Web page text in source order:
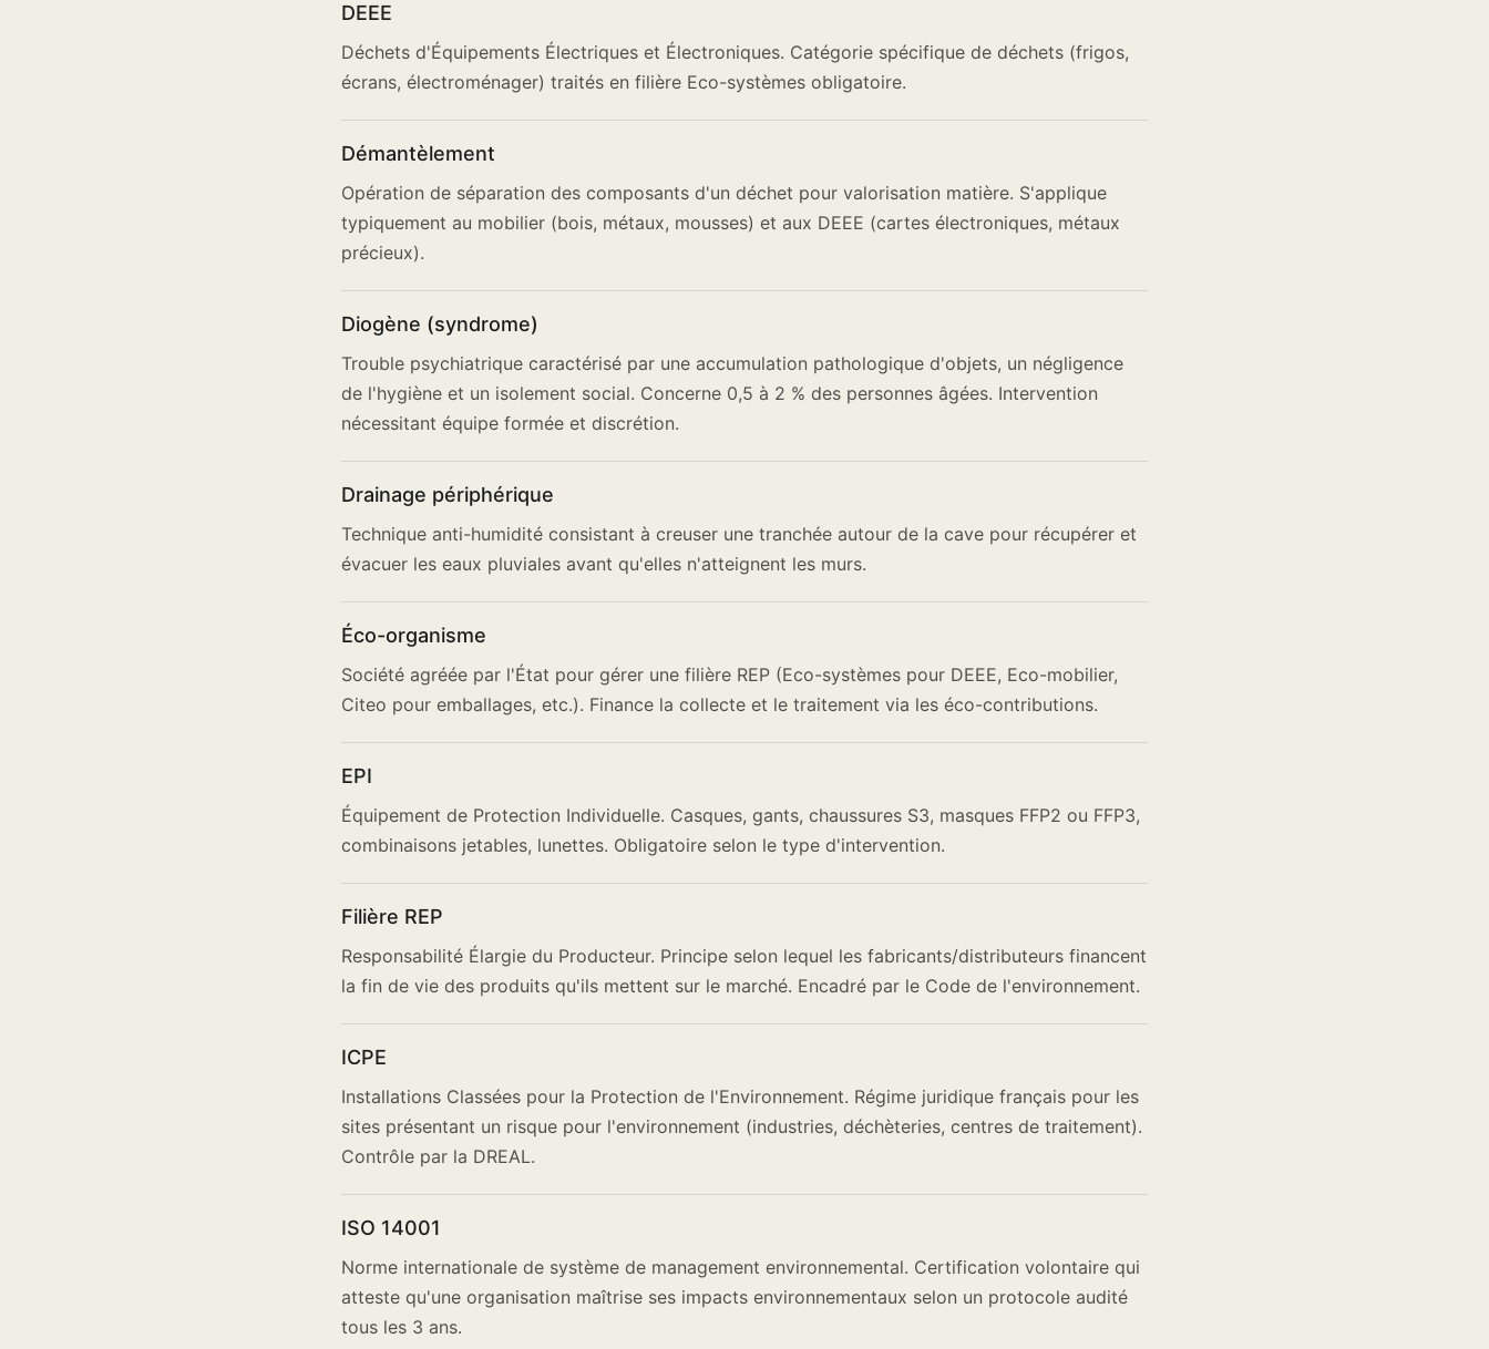
DEEE
Déchets d'Équipements Électriques et Électroniques. Catégorie spécifique de déchets (frigos,
écrans, électroménager) traités en filière Eco-systèmes obligatoire.
Démantèlement
Opération de séparation des composants d'un déchet pour valorisation matière. S'applique
typiquement au mobilier (bois, métaux, mousses) et aux DEEE (cartes électroniques, métaux
précieux).
Diogène (syndrome)
Trouble psychiatrique caractérisé par une accumulation pathologique d'objets, un négligence
de l'hygiène et un isolement social. Concerne 0,5 à 2 % des personnes âgées. Intervention
nécessitant équipe formée et discrétion.
Drainage périphérique
Technique anti-humidité consistant à creuser une tranchée autour de la cave pour récupérer et
évacuer les eaux pluviales avant qu'elles n'atteignent les murs.
Éco-organisme
Société agréée par l'État pour gérer une filière REP (Eco-systèmes pour DEEE, Eco-mobilier,
Citeo pour emballages, etc.). Finance la collecte et le traitement via les éco-contributions.
EPI
Équipement de Protection Individuelle. Casques, gants, chaussures S3, masques FFP2 ou FFP3,
combinaisons jetables, lunettes. Obligatoire selon le type d'intervention.
Filière REP
Responsabilité Élargie du Producteur. Principe selon lequel les fabricants/distributeurs financent
la fin de vie des produits qu'ils mettent sur le marché. Encadré par le Code de l'environnement.
ICPE
Installations Classées pour la Protection de l'Environnement. Régime juridique français pour les
sites présentant un risque pour l'environnement (industries, déchèteries, centres de traitement).
Contrôle par la DREAL.
ISO 14001
Norme internationale de système de management environnemental. Certification volontaire qui
atteste qu'une organisation maîtrise ses impacts environnementaux selon un protocole audité
tous les 3 ans.